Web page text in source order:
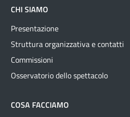
CHI SIAMO
Presentazione
Struttura organizzativa e contatti
Commissioni
Osservatorio dello spettacolo
COSA FACCIAMO